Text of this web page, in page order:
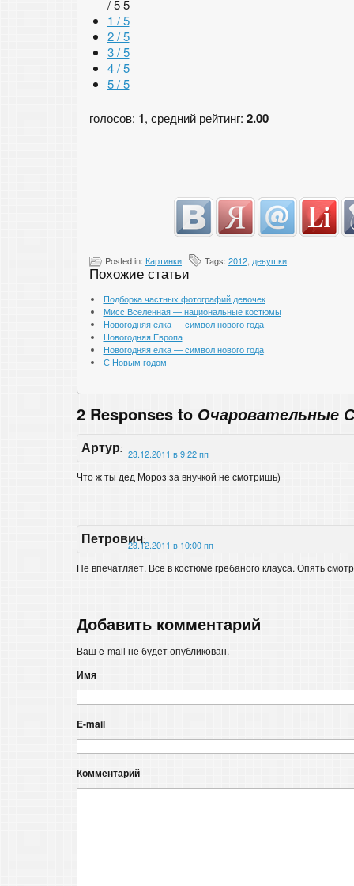
/ 5 5
1 / 5
2 / 5
3 / 5
4 / 5
5 / 5
голосов: 1, средний рейтинг: 2.00
Posted in: Картинки Tags: 2012 девушки
Похожие статьи
Подборка частных фотографий девочек
Мисс Вселенная — национальные костюмы
Новогодняя елка — символ нового года
Новогодняя Европа
Новогодняя елка — символ нового года
С Новым годом!
2 Responses to Очаровательные
Артур: 23.12.2011 в 9:22 пп
Что ж ты дед Мороз за внучкой не смотришь)
Петрович:
23.12.2011 в 10:00 пп
Не впечатляет. Все в костюме гребаного клауса. Опять
Добавить комментарий
Ваш e-mail не будет опубликован.
Имя
E-mail
Комментарий